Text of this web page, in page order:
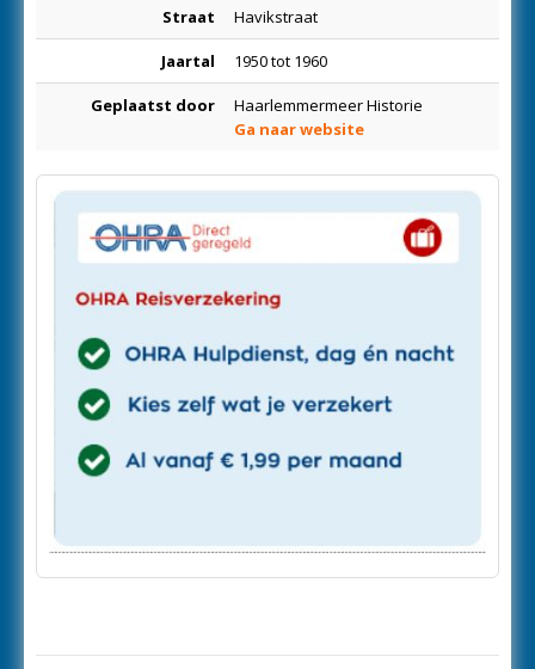
Straat Havikstraat
Jaartal 1950 tot 1960
Geplaatst door
Haarlemmermeer Historie
Ga naar website